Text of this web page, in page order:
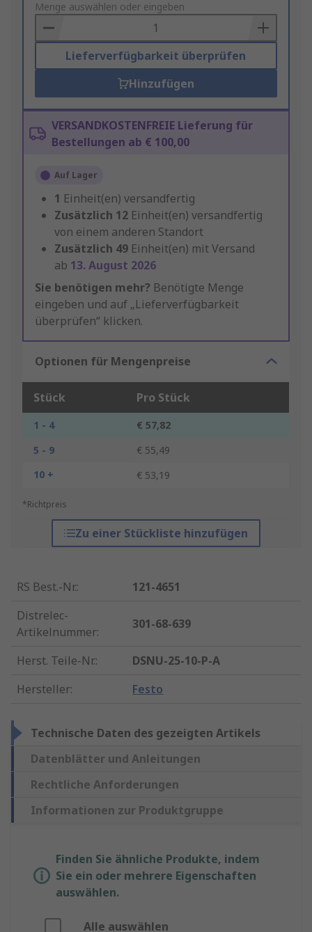
to
Basket
Menge auswählen oder eingeben
Lieferverfügbarkeit überprüfen
Hinzufügen
VERSANDKOSTENFREIE Lieferung für
Bestellungen ab € 100,00
Auf Lager
1 Einheit(en) versandfertig
Zusätzlich 12 Einheit(en) versandfertig
von einem anderen Standort
Zusätzlich 49 Einheit(en) mit Versand
ab 13. August 2026
Sie benötigen mehr? Benötigte Menge
eingeben und auf „Lieferverfügbarkeit
überprüfen“ klicken.
Optionen für Mengenpreise
Stück Pro Stück
1 - 4
€ 57,82
5 - 9
€ 55,49
10 +
€ 53,19
*Richtpreis
Zu einer Stückliste hinzufügen
RS Best.-Nr.:
121-4651
Distrelec-
Artikelnummer:
301-68-639
Herst. Teile-Nr.:
DSNU-25-10-P-A
Hersteller: Festo
Technische Daten des gezeigten Artikels
Datenblätter und Anleitungen
Rechtliche Anforderungen
Informationen zur Produktgruppe
Finden Sie ähnliche Produkte, indem
Sie ein oder mehrere Eigenschaften
auswählen.
Alle auswählen